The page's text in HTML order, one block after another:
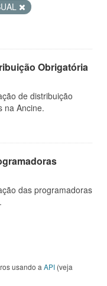
Obrigatória
de distribuição
na Ancine.
das programadoras
usando a API (veja